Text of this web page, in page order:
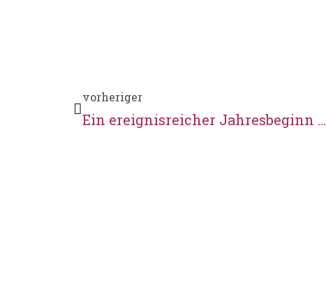
vorheriger
Ein ereignisreicher Jahresbeginn …